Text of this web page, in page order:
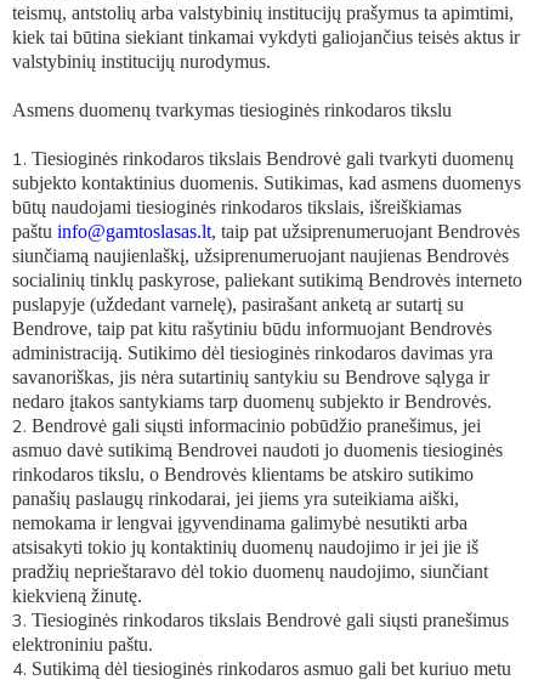
teismų, antstolių arba valstybinių institucijų prašymus ta apimtimi,
kiek tai būtina siekiant tinkamai vykdyti galiojančius teisės aktus ir
valstybinių institucijų nurodymus.
Asmens duomenų tvarkymas tiesioginės rinkodaros tikslu
Tiesioginės rinkodaros tikslais Bendrovė gali tvarkyti duomenų
subjekto kontaktinius duomenis. Sutikimas, kad asmens duomenys
būtų naudojami tiesioginės rinkodaros tikslais, išreiškiamas
paštu info@gamtoslasas.lt, taip pat užsiprenumeruojant Bendrovės
siunčiamą naujienlaškį, užsiprenumeruojant naujienas Bendrovės
socialinių tinklų paskyrose, paliekant sutikimą Bendrovės interneto
puslapyje (uždedant varnelę), pasirašant anketą ar sutartį su
Bendrove, taip pat kitu rašytiniu būdu informuojant Bendrovės
administraciją. Sutikimo dėl tiesioginės rinkodaros davimas yra
savanoriškas, jis nėra sutartinių santykiu su Bendrove sąlyga ir
nedaro įtakos santykiams tarp duomenų subjekto ir Bendrovės.
Bendrovė gali siųsti informacinio pobūdžio pranešimus, jei
asmuo davė sutikimą Bendrovei naudoti jo duomenis tiesioginės
rinkodaros tikslu, o Bendrovės klientams be atskiro sutikimo
panašių paslaugų rinkodarai, jei jiems yra suteikiama aiški,
nemokama ir lengvai įgyvendinama galimybė nesutikti arba
atsisakyti tokio jų kontaktinių duomenų naudojimo ir jei jie iš
pradžių neprieštaravo dėl tokio duomenų naudojimo, siunčiant
kiekvieną žinutę.
Tiesioginės rinkodaros tikslais Bendrovė gali siųsti pranešimus
elektroniniu paštu.
Sutikimą dėl tiesioginės rinkodaros asmuo gali bet kuriuo metu